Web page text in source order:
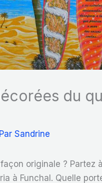
du
Sandrine
originale ? Partez
à Funchal. Quelle